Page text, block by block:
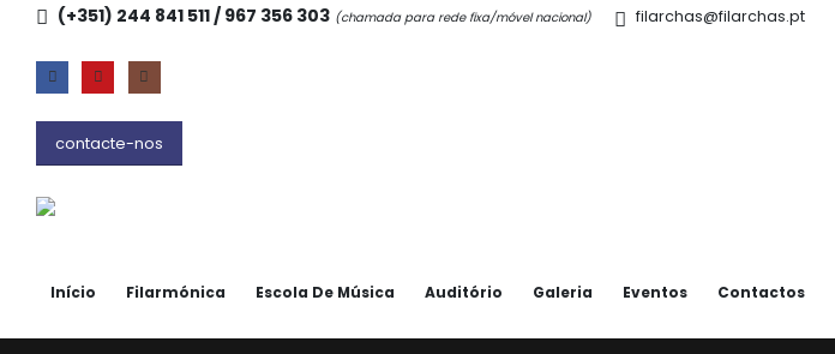
(+351) 244 841 511 / 967 356 303 (chamada para rede fixa/móvel nacional) filarchas@filarchas.pt
contacte-nos
Início Filarmónica Escola De Música Auditório Galeria Eventos Contactos